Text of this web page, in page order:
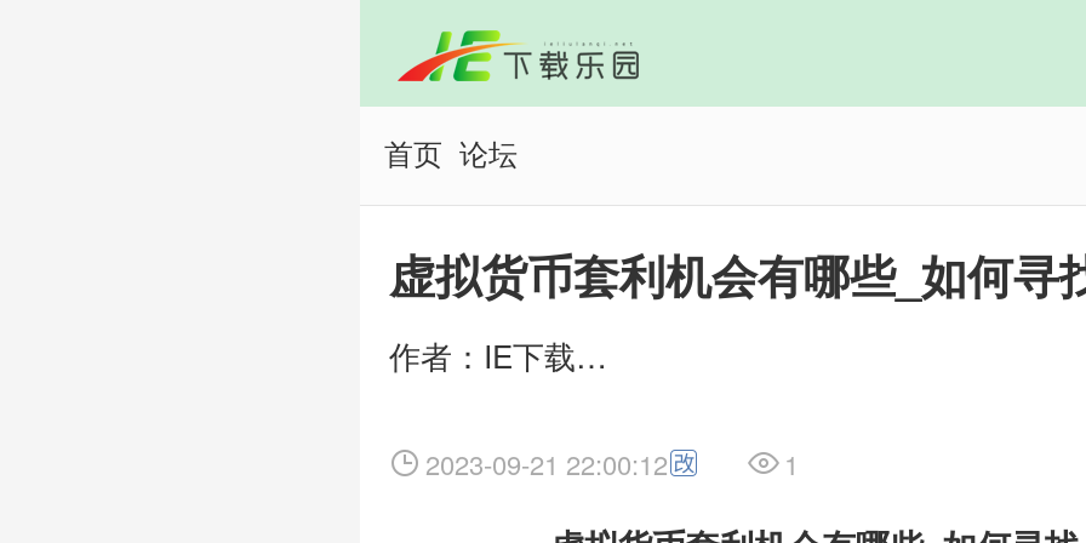
首页 论坛
虚拟货币套利机会有哪些_如何寻
作者：IE下载乐园
2023-09-21 22:00:12 1